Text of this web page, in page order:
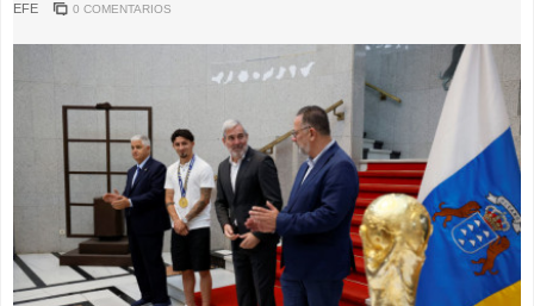
EFE 0 COMENTARIOS